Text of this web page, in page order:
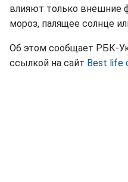
влияют только внешние
мороз, палящее солнце
Об этом сообщает РБК-
ссылкой на сайт Best life